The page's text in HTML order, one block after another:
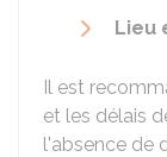
Lieu
Il est
et les délais
l'absence de